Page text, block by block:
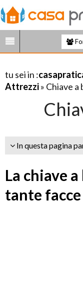
tu sei in :
Attrezzi» Chiave a
In questa pagina
La chiave
tante facce